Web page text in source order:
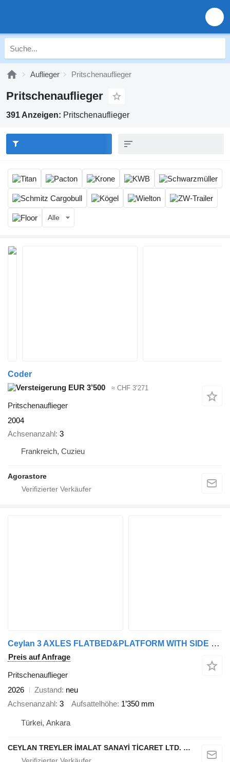
Auflieger Pritschenauflieger
Pritschenauflieger
391 Anzeigen: Pritschenauflieger
Alle
Coder
EUR 3’500
≈ CHF 3’271
Pritschenauflieger
2004
Achsenanzahl 3
Frankreich, Cuzieu
Agorastore
Ceylan 3 AXLES FLATBED&PLATFORM WITH SIDE COVER
Preis auf Anfrage
Pritschenauflieger
2026
Zustand neu
Achsenanzahl 3 Aufsattelhöhe 1’350 mm
Türkei, Ankara
CEYLAN TREYLER İMALAT SANAYİ TİCARET LTD. ŞTİ.